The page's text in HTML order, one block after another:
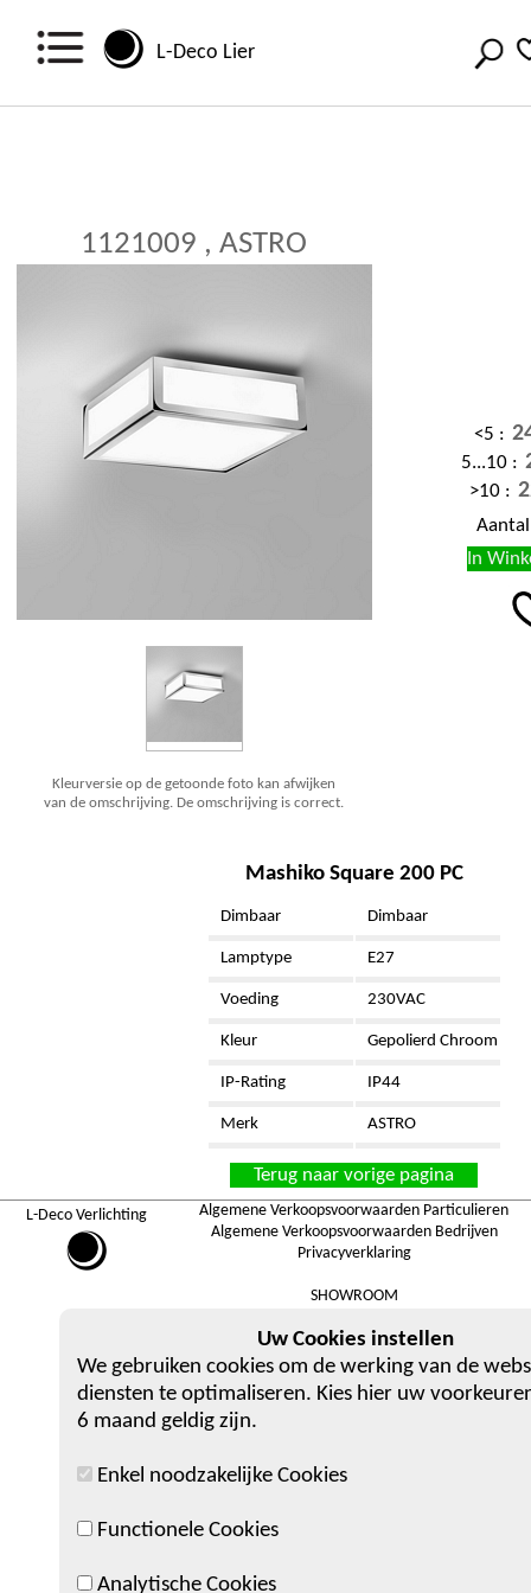
L-Deco Lier
Uw Cookies instellen
We gebruiken cookies om de werking van de
diensten te optimaliseren. Kies hier uw
6 maand geldig zijn.
Enkel noodzakelijke Cookies
Functionele Cookies
Analytische Cookies
1121009 , ASTRO
Kleurversie op de getoonde foto kan afwijken
van de omschrijving. De omschrijving is correct.
<5 :
5...10 :
>10 :
Mashiko Square 200 PC
Dimbaar Dimbaar
Lamptype E27
Voeding 230VAC
Kleur Gepolierd Chroom
IP-Rating IP44
Merk ASTRO
Terug naar vorige pagina
L-Deco Verlichting
Algemene Verkoopsvoorwaarden Particulieren
Algemene Verkoopsvoorwaarden Bedrijven
Privacyverklaring
SHOWROOM